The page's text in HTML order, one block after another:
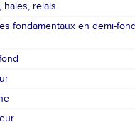
haies, relais
fondamentaux en demi-